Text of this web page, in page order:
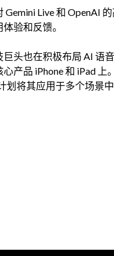
Gemini Live 和 OpenAI
验和反馈。
头也在积极布局 AI 语
产品 iPhone 和 iPad
划将其应用于多个场景中